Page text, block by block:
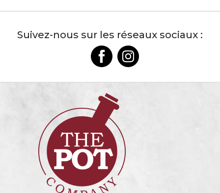
Suivez-nous sur les réseaux sociaux :